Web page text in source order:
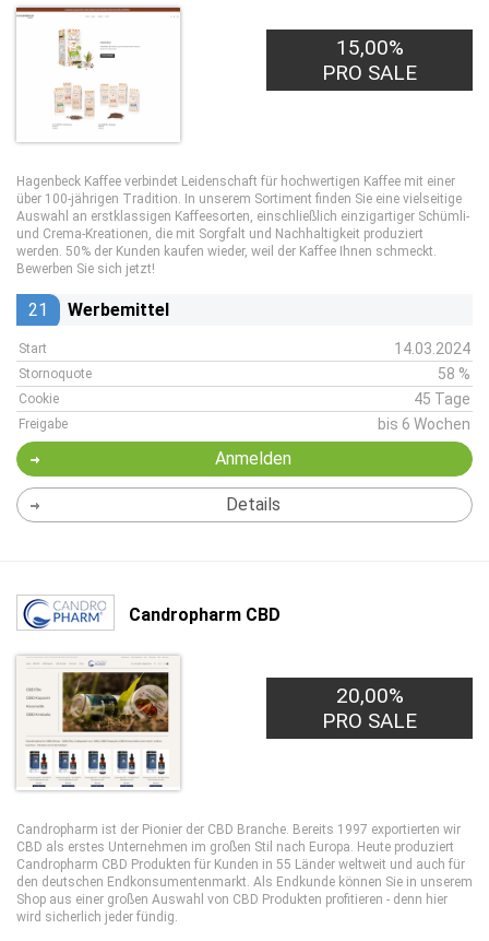
15,00%
PRO SALE
Hagenbeck Kaffee verbindet Leidenschaft für hochwertigen Kaffee mit einer
über 100-jährigen Tradition. In unserem Sortiment finden Sie eine vielseitige
Auswahl an erstklassigen Kaffeesorten, einschließlich einzigartiger Schümli-
und Crema-Kreationen, die mit Sorgfalt und Nachhaltigkeit produziert
werden. 50% der Kunden kaufen wieder, weil der Kaffee Ihnen schmeckt.
Bewerben Sie sich jetzt!
21 Werbemittel
Start 14.03.2024
Stornoquote 58 %
Cookie 45 Tage
Freigabe bis 6 Wochen
Anmelden
Details
Candropharm CBD
20,00%
PRO SALE
Candropharm ist der Pionier der CBD Branche. Bereits 1997 exportierten wir
CBD als erstes Unternehmen im großen Stil nach Europa. Heute produziert
Candropharm CBD Produkten für Kunden in 55 Länder weltweit und auch für
den deutschen Endkonsumentenmarkt. Als Endkunde können Sie in unserem
Shop aus einer großen Auswahl von CBD Produkten profitieren - denn hier
wird sicherlich jeder fündig.